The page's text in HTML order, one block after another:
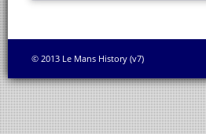
© 2013 Le Mans History (v7)